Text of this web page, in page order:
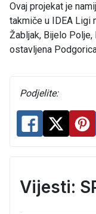
Ovaj projekat je
takmiče u IDEA Ligi
Žabljak, Bijelo Polje,
ostavljena
Podjelite:
Vijesti: